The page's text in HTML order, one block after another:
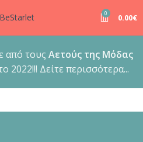
0 0.00€
από τους Αετούς της Μόδας
2022!!! Δείτε περισσότερα...